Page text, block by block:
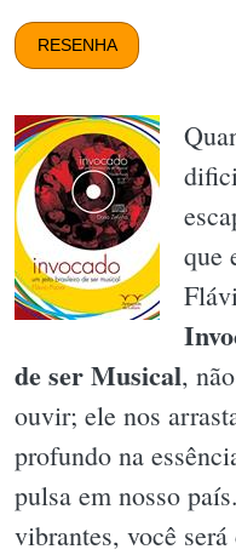
RESENHA
que
de ser Musical,
ouvir; ele nos
profundo na
pulsa em nosso
vibrantes, você